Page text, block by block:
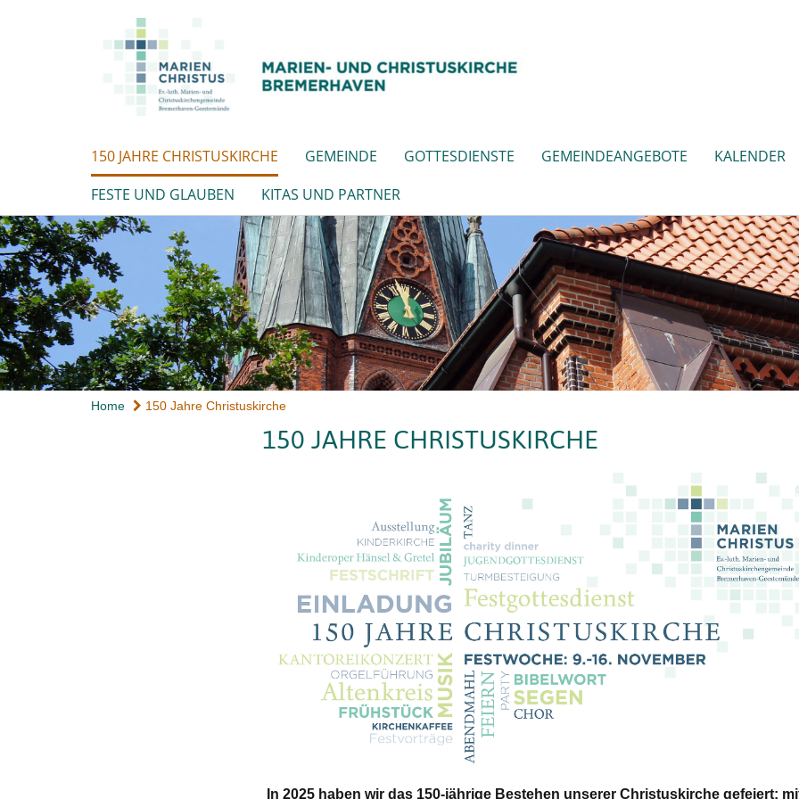
150 JAHRE CHRISTUSKIRCHE GEMEINDE GOTTESDIENSTE GEMEINDEANGEBOTE KALENDER
FESTE UND GLAUBEN
KITAS UND PARTNER
Home 150 Jahre Christuskirche
150 JAHRE CHRISTUSKIRCHE
In 2025 haben wir das 150-jährige Bestehen unserer Christuskirche gefeiert: